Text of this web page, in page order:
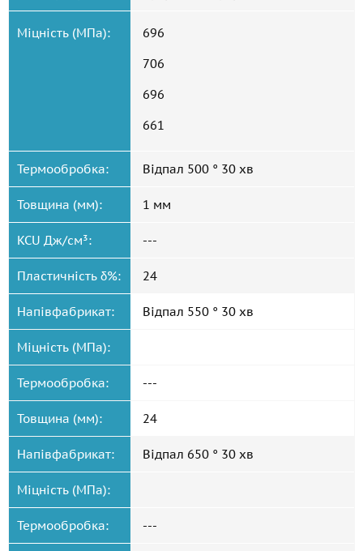
Міцність (МПа):
696
706
696
661
Термообробка: Відпал 500 ° 30 хв
Товщина (мм): 1 мм
KCU Дж/см³: ---
Пластичність δ%: 24
Напівфабрикат: Відпал 550 ° 30 хв
Міцність (МПа):
Термообробка: ---
Товщина (мм): 24
Напівфабрикат: Відпал 650 ° 30 хв
Міцність (МПа):
Термообробка: ---